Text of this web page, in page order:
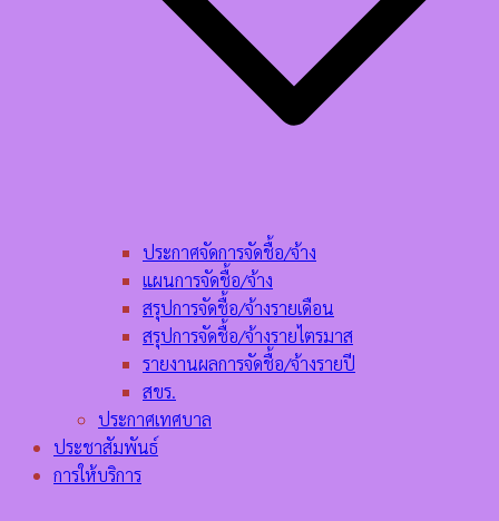
ประกาศจัดการจัดชื้อ/จ้าง
แผนการจัดชื้อ/จ้าง
สรุปการจัดชื้อ/จ้างรายเดือน
สรุปการจัดชื้อ/จ้างรายไตรมาส
รายงานผลการจัดชื้อ/จ้างรายปี
สขร.
ประกาศเทศบาล
ประชาสัมพันธ์
การให้บริการ